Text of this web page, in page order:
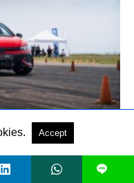
Aniversare pe
Accept